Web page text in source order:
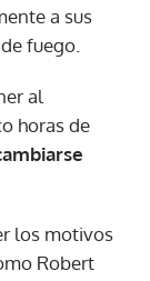
a sus
fuego.
al
horas de
los motivos
Robert